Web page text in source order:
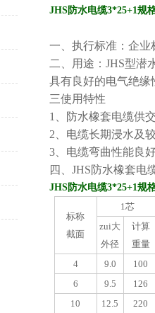
JHS防水电缆3*25+1规
一、执行标准 ：企业
二、用途 ： JHS型潜
具有良好的电气绝缘
三使用特性
1、防水橡套电缆供
2、电缆长期浸水及
3、电缆弯曲性能良
四
、JHS防水橡套电
JHS防水电缆3*25+1规
标称
截面
1芯
zui大
外径
计算
重量
4
9.0 100
6
9.5 126
10
12.5 220